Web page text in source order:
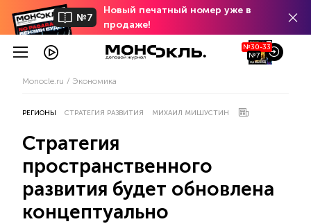
№7
Новый печатный номер уже в
продаже!
№30-33
№7
Monocle.ru Экономика
РЕГИОНЫ СТРАТЕГИЯ РАЗВИТИЯ МИХАИЛ МИШУСТИН
Стратегия
пространственного
развития будет обновлена
концептуально